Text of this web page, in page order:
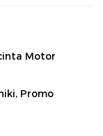
Motor
Promo